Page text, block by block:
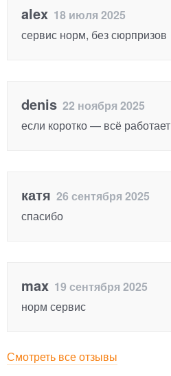
alex 18 июля 2025
сервис норм, без сюрпризов
denis 22 ноября 2025
если коротко — всё работает
катя 26 сентября 2025
спасибо
max 19 сентября 2025
норм сервис
Смотреть все отзывы